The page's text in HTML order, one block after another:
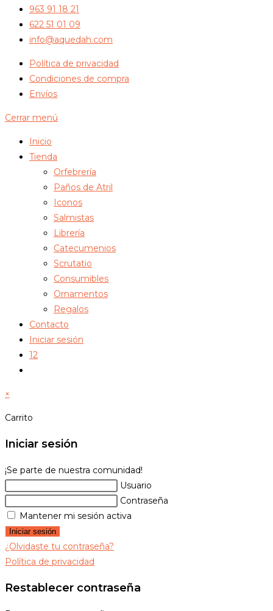
963 91 18 21
622 51 01 09
info@aquedah.com
Política de privacidad
Condiciones de compra
Envíos
Cerrar menú
Inicio
Tienda
Orfebrería
Paños de Atril
Iconos
Salmistas
Librería
Catecumenios
Scrutatio
Consumibles
Ornamentos
Regalos
Contacto
Iniciar sesión
12
la
×
Carrito
Iniciar sesión
¡Se parte de nuestra comunidad!
Usuario
Contraseña
Mantener mi sesión activa
Iniciar sesión
¿Olvidaste tu contraseña?
Política de privacidad
Restablecer contraseña